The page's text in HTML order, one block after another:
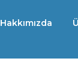
Hakkımızda